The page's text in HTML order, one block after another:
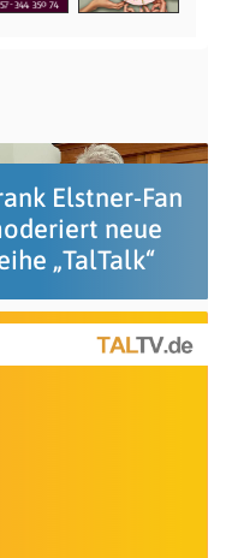
Elstner-Fan
neue
„TalTalk“